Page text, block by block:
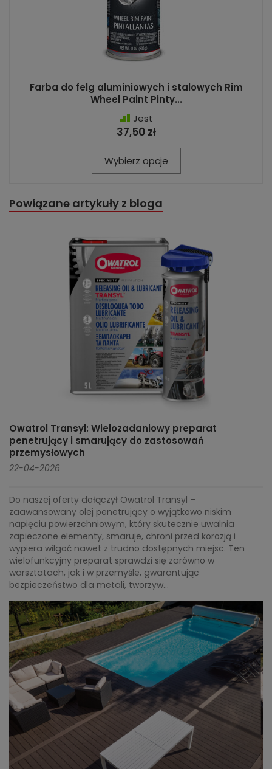
Farba do felg aluminiowych i stalowych Rim
Wheel Paint Pinty...
Jest
37,50 zł
Wybierz opcje
Powiązane artykuły z bloga
Owatrol Transyl: Wielozadaniowy preparat
penetrujący i smarujący do zastosowań
przemysłowych
22-04-2026
Do naszej oferty dołączył Owatrol Transyl –
zaawansowany olej penetrujący o wyjątkowo niskim
napięciu powierzchniowym, który skutecznie uwalnia
zapieczone elementy, smaruje, chroni przed korozją i
wypiera wilgoć nawet z trudno dostępnych miejsc. Ten
wielofunkcyjny preparat sprawdzi się zarówno w
warsztatach, jak i w przemyśle, gwarantując
bezpieczeństwo dla metali, tworzyw...